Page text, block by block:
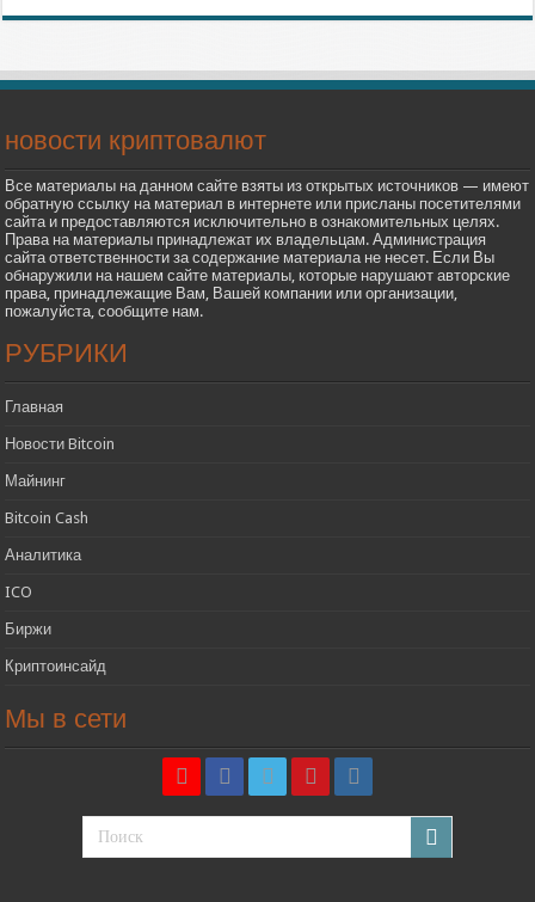
новости криптовалют
Все материалы на данном сайте взяты из открытых источников — имеют
обратную ссылку на материал в интернете или присланы посетителями
сайта и предоставляются исключительно в ознакомительных целях.
Права на материалы принадлежат их владельцам. Администрация
сайта ответственности за содержание материала не несет. Если Вы
обнаружили на нашем сайте материалы, которые нарушают авторские
права, принадлежащие Вам, Вашей компании или организации,
пожалуйста, сообщите нам.
РУБРИКИ
Главная
Новости Bitcoin
Майнинг
Bitcoin Cash
Аналитика
ICO
Биржи
Криптоинсайд
Мы в сети